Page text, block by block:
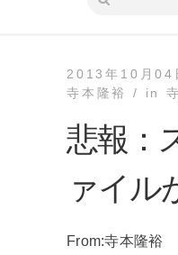
2013年10月04
寺本隆裕 / in
悲報：
ァイル
From:寺本隆裕